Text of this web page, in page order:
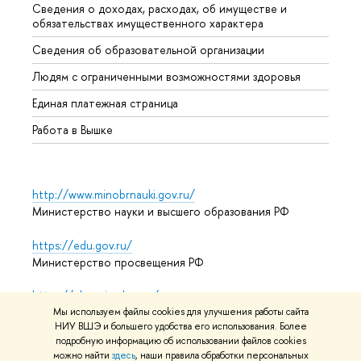
Мы используем файлы cookies для улучшения работы сайта
НИУ ВШЭ и большего удобства его использования. Более
подробную информацию об использовании файлов cookies
можно найти здесь, наши правила обработки персональных
Сведения о доходах, расходах, об имуществе и
обязательствах имущественного характера
Сведения об образовательной организации
Людям с ограниченными возможностями здоровья
Единая платежная страница
Работа в Вышке
http://www.minobrnauki.gov.ru/
Министерство науки и высшего образования РФ
https://edu.gov.ru/
Министерство просвещения РФ
https://elearning.hse.ru/mooc
Массовые открытые онлайн-курсы